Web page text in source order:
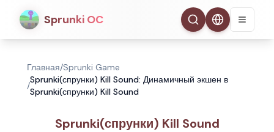
Sprunki OC
Главная/Sprunki Game
/
Sprunki(спрунки) Kill Sound: Динамичный экшен в
Sprunki(спрунки) Kill Sound
Sprunki(спрунки) Kill Sound